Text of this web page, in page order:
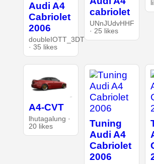
Audi A4
Cabriolet
2006
doubleIOTT_3DT
· 35 likes
cabriolet
UNnJUdvHHF
· 25 likes
A4-CVT
lhutagalung ·
20 likes
Tuning
Audi A4
Cabriolet
2006